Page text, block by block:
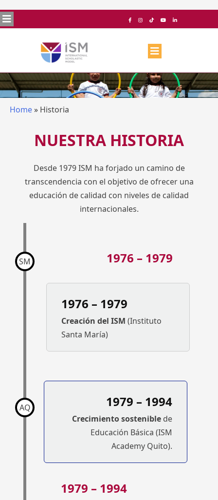
Home» Historia
NUESTRA HISTORIA
Desde 1979 ISM ha forjado un camino de
transcendencia con el objetivo de ofrecer una
educación de calidad con niveles de calidad
internacionales.
1976 – 1979
SM
1976 – 1979
Creación del ISM (Instituto
Santa María)
1979 – 1994
Crecimiento sostenible de
Educación Básica (ISM
Academy Quito).
AQ
1979 – 1994